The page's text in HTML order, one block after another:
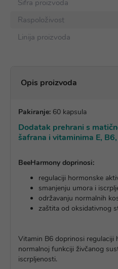
Šifra proizvoda
Raspoloživost
Linija proizvoda
Opis proizvoda
Pakiranje: 60 kapsula
Dodatak prehrani s
šafrana i vitaminima E,
BeeHarmony doprinosi:
regulaciji hormonske
smanjenju umora i
održavanju normalnih
zaštita od oksidativnog
Vitamin B6 doprinosi regulaciji
normalnoj funkciji živčanog
iscrpljenosti.